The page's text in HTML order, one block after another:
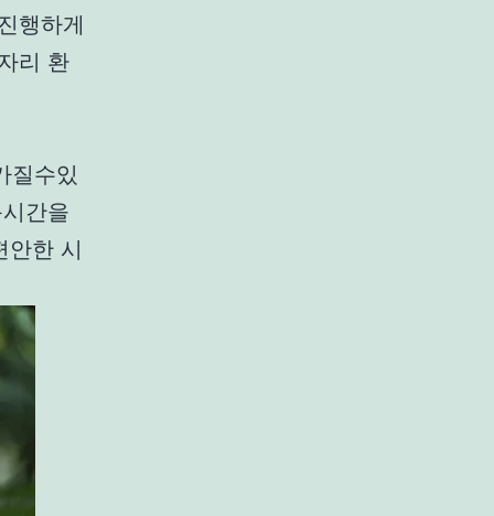
행하게
리 환
질수있
간을
한 시